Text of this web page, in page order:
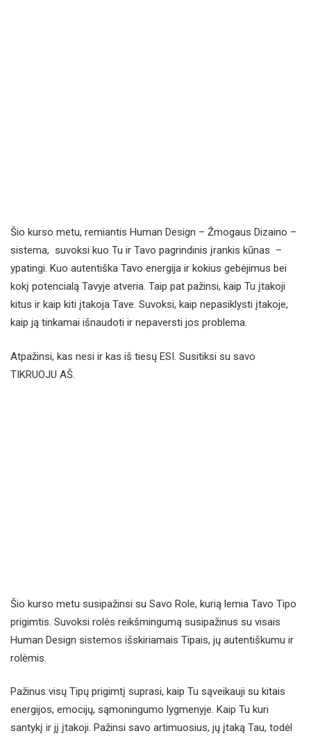
Šio kurso metu, remiantis Human Design – Žmogaus Dizaino –
sistema, suvoksi kuo Tu ir Tavo pagrindinis įrankis kūnas –
ypatingi. Kuo autentiška Tavo energija ir kokius gebėjimus bei
kokį potencialą Tavyje atveria. Taip pat pažinsi, kaip Tu įtakoji
kitus ir kaip kiti įtakoja Tave. Suvoksi, kaip nepasiklysti įtakoje,
kaip ją tinkamai išnaudoti ir nepaversti jos problema.
Atpažinsi, kas nesi ir kas iš tiesų ESI. Susitiksi su savo
TIKRUOJU AŠ.
Šio kurso metu susipažinsi su Savo Role, kurią lemia Tavo Tipo
prigimtis. Suvoksi rolės reikšmingumą susipažinus su visais
Human Design sistemos išskiriamais Tipais, jų autentiškumu ir
rolėmis.
Pažinus visų Tipų prigimtį suprasi, kaip Tu sąveikauji su kitais
energijos, emocijų, sąmoningumo lygmenyje. Kaip Tu kuri
santykį ir jį įtakoji. Pažinsi savo artimuosius, jų įtaką Tau, todėl